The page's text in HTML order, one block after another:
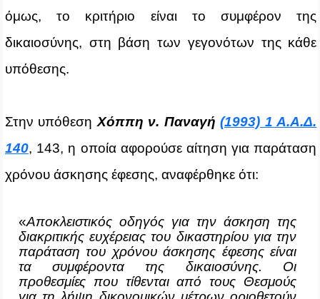
όμως, το κριτήριο είναι το συμφέρον της
δικαιοσύνης, στη βάση των γεγονότων της κάθε
υπόθεσης.
Στην υπόθεση Χόππη ν. Παναγή(1993) 1 Α.Α.Δ.
140, 143, η οποία αφορούσε αίτηση για παράταση
χρόνου άσκησης έφεσης, αναφέρθηκε ότι:
«Αποκλειστικός οδηγός για την άσκηση της
διακριτικής ευχέρειας του δικαστηρίου για την
παράταση του χρόνου άσκησης έφεσης είναι
τα συμφέροντα της δικαιοσύνης. Οι
προθεσμίες που τίθενται από τους Θεσμούς